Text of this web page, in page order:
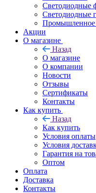
Светодиодные
Светодиодные
Промышленное
Акции
О магазине
Назад
О магазине
О компании
Новости
Отзывы
Сертификаты
Контакты
Как купить
Назад
Как купить
Условия оплаты
Условия
Гарантия на
Оптом
Оплата
Доставка
Контакты